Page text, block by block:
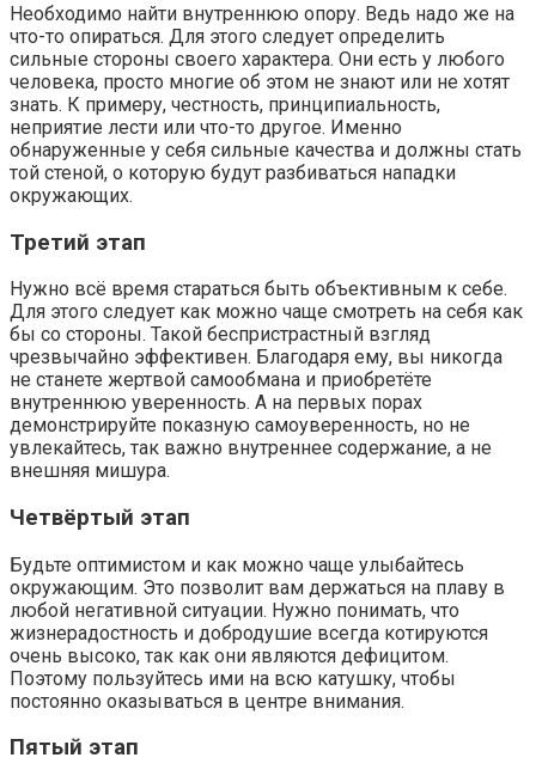
Необходимо найти внутреннюю опору. Ведь надо же на
что-то опираться. Для этого следует определить
сильные стороны своего характера. Они есть у любого
человека, просто многие об этом не знают или не хотят
знать. К примеру, честность, принципиальность,
неприятие лести или что-то другое. Именно
обнаруженные у себя сильные качества и должны стать
той стеной, о которую будут разбиваться нападки
окружающих.
Третий этап
Нужно всё время стараться быть объективным к себе.
Для этого следует как можно чаще смотреть на себя как
бы со стороны. Такой беспристрастный взгляд
чрезвычайно эффективен. Благодаря ему, вы никогда
не станете жертвой самообмана и приобретёте
внутреннюю уверенность. А на первых порах
демонстрируйте показную самоуверенность, но не
увлекайтесь, так важно внутреннее содержание, а не
внешняя мишура.
Четвёртый этап
Будьте оптимистом и как можно чаще улыбайтесь
окружающим. Это позволит вам держаться на плаву в
любой негативной ситуации. Нужно понимать, что
жизнерадостность и добродушие всегда котируются
очень высоко, так как они являются дефицитом.
Поэтому пользуйтесь ими на всю катушку, чтобы
постоянно оказываться в центре внимания.
Пятый этап